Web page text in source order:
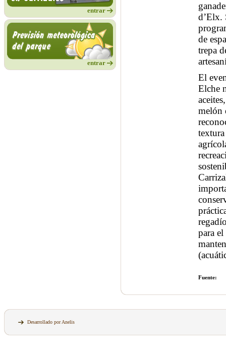
entrar
entrar
d’Elx.
de
trepa
El
Elche
melón
para
Fuente:
Desarrollado por Anelis